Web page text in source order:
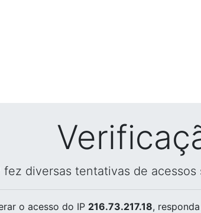
fez diversas tentativas de
o acesso do IP 216.73.217.18,